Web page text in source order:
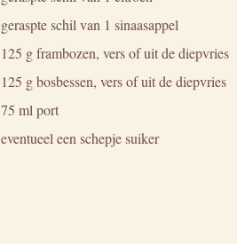
geraspte schil van 1 sinaasappel
125 g frambozen, vers of uit de diepvries
125 g bosbessen, vers of uit de diepvries
75 ml port
eventueel een schepje suiker